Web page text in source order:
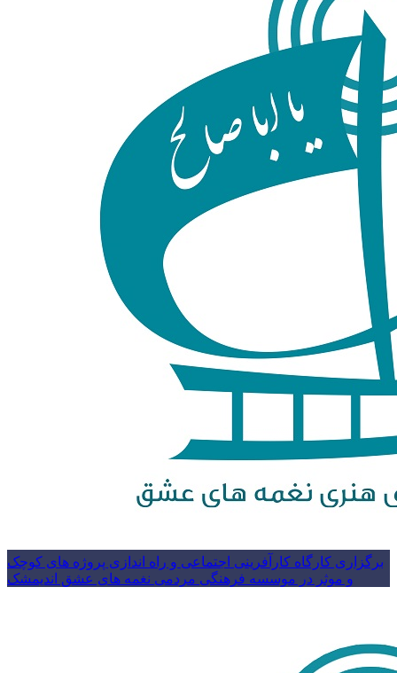
برگزاری کارگاه کارآفرینی اجتماعی و راه اندازی پروژه های کوچک
و موثر در موسسه فرهنگی مردمی نغمه های عشق اندیمشک